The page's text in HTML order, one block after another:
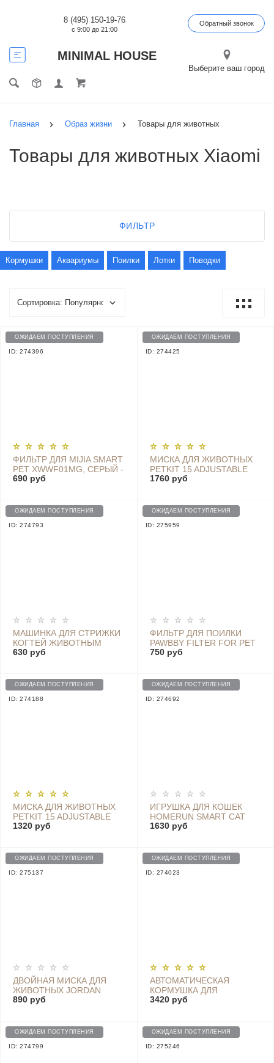
MINIMAL HOUSE
8 (495) 150-19-76
с 9:00 до 21:00
Обратный звонок
Выберите ваш город
Главная Образ жизни Товары для животных
Товары для животных Xiaomi
ФИЛЬТР
Кормушки Аквариумы Поилки Лотки Поводки
ОЖИДАЕМ ПОСТУПЛЕНИЯ
ID: 274396
ФИЛЬТР ДЛЯ MIJIA SMART
PET XWWF01MG, СЕРЫЙ -
XWFE01MG
690 руб
ОЖИДАЕМ ПОСТУПЛЕНИЯ
ID: 274425
МИСКА ДЛЯ ЖИВОТНЫХ
PETKIT 15 ADJUSTABLE
DOUBLE BOWL (BLACK) -
1760 руб
ОЖИДАЕМ ПОСТУПЛЕНИЯ
ID: 274793
МАШИНКА ДЛЯ СТРИЖКИ
КОГТЕЙ ЖИВОТНЫМ
PETKIT LED NAIL
630 руб
ОЖИДАЕМ ПОСТУПЛЕНИЯ
ID: 275959
ФИЛЬТР ДЛЯ ПОИЛКИ
PAWBBY FILTER FOR PET
WATER FOUNTAIN - MG-
750 руб
ОЖИДАЕМ ПОСТУПЛЕНИЯ
ID: 274188
МИСКА ДЛЯ ЖИВОТНЫХ
PETKIT 15 ADJUSTABLE
DOUBLE BOWL - P521
1320 руб
ОЖИДАЕМ ПОСТУПЛЕНИЯ
ID: 274692
ИГРУШКА ДЛЯ КОШЕК
HOMERUN SMART CAT
TOY WHITE - FW120023
1630 руб
ОЖИДАЕМ ПОСТУПЛЕНИЯ
ID: 275137
ДВОЙНАЯ МИСКА ДЛЯ
ЖИВОТНЫХ JORDAN
JUDY PLASTIC PET
890 руб
ОЖИДАЕМ ПОСТУПЛЕНИЯ
ID: 274023
АВТОМАТИЧЕСКАЯ
КОРМУШКА ДЛЯ
ЖИВОТНЫХ PETWANT F6
3420 руб
ОЖИДАЕМ ПОСТУПЛЕНИЯ
ID: 274799
ОЖИДАЕМ ПОСТУПЛЕНИЯ
ID: 275246